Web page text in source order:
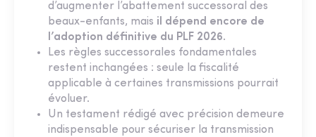
d’augmenter l’abattement successoral des
beaux-enfants, mais il dépend encore de
l’adoption définitive du PLF 2026.
Les règles successorales fondamentales
restent inchangées : seule la fiscalité
applicable à certaines transmissions pourrait
évoluer.
Un testament rédigé avec précision demeure
indispensable pour sécuriser la transmission